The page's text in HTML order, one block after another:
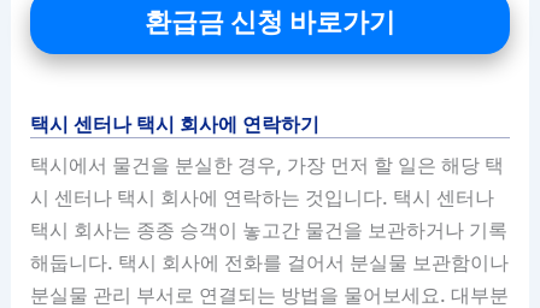
환급금 신청 바로가기
택시 센터나 택시 회사에 연락하기
택시에서 물건을 분실한 경우, 가장 먼저 할 일은 해당 택
시 센터나 택시 회사에 연락하는 것입니다. 택시 센터나
택시 회사는 종종 승객이 놓고간 물건을 보관하거나 기록
해둡니다. 택시 회사에 전화를 걸어서 분실물 보관함이나
분실물 관리 부서로 연결되는 방법을 물어보세요. 대부분